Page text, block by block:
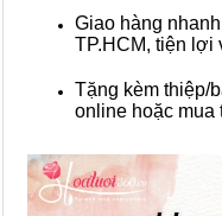
Giao hàng
TP.HCM, tiện lợi
Tặng kèm thiệp/
online hoặc mua